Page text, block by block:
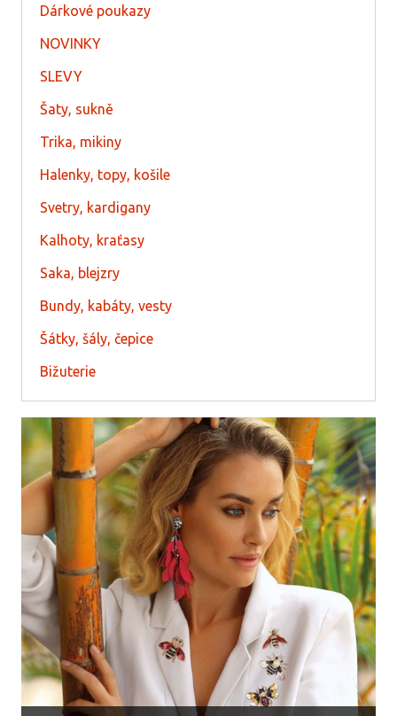
Dárkové poukazy
NOVINKY
SLEVY
Šaty, sukně
Trika, mikiny
Halenky, topy, košile
Svetry, kardigany
Kalhoty, kraťasy
Saka, blejzry
Bundy, kabáty, vesty
Šátky, šály, čepice
Bižuterie